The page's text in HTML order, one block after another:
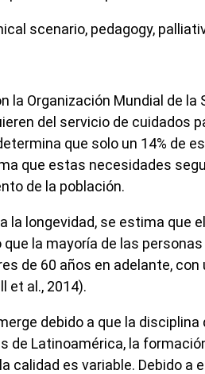
scenario, pedagogy,
la Organización Mundial de la
del servicio de cuidados
que solo un 14% de
que estas necesidades
de la población.
la longevidad, se estima que
la mayoría de las
de 60 años en adelante,
et al ., 2014).
debido a que la
de Latinoamérica, la
calidad es variable. Debido